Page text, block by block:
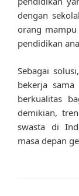
dengan
orang mampu
pendidikan
Sebagai
bekerja
berkualitas
demikian,
swasta di
masa depan